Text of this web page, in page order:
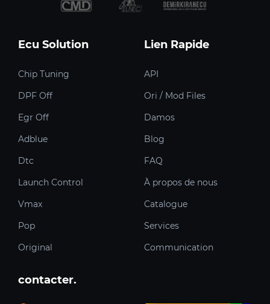
Ecu Solution
Chip Tuning
DPF Off
Egr Off
Adblue
Dtc
Launch Control
Vmax
Pop
Original
Lien Rapide
API
Ori / Mod Files
Damos
Blog
FAQ
À propos de nous
Catalogue
Services
Communication
contacter.